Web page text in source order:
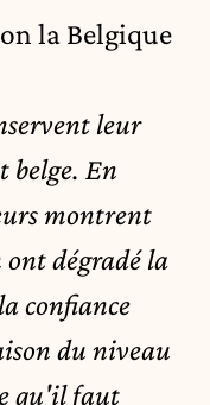
la Belgique
leur
belge. En
montrent
ont dégradé la
confiance
du niveau
qu'il faut